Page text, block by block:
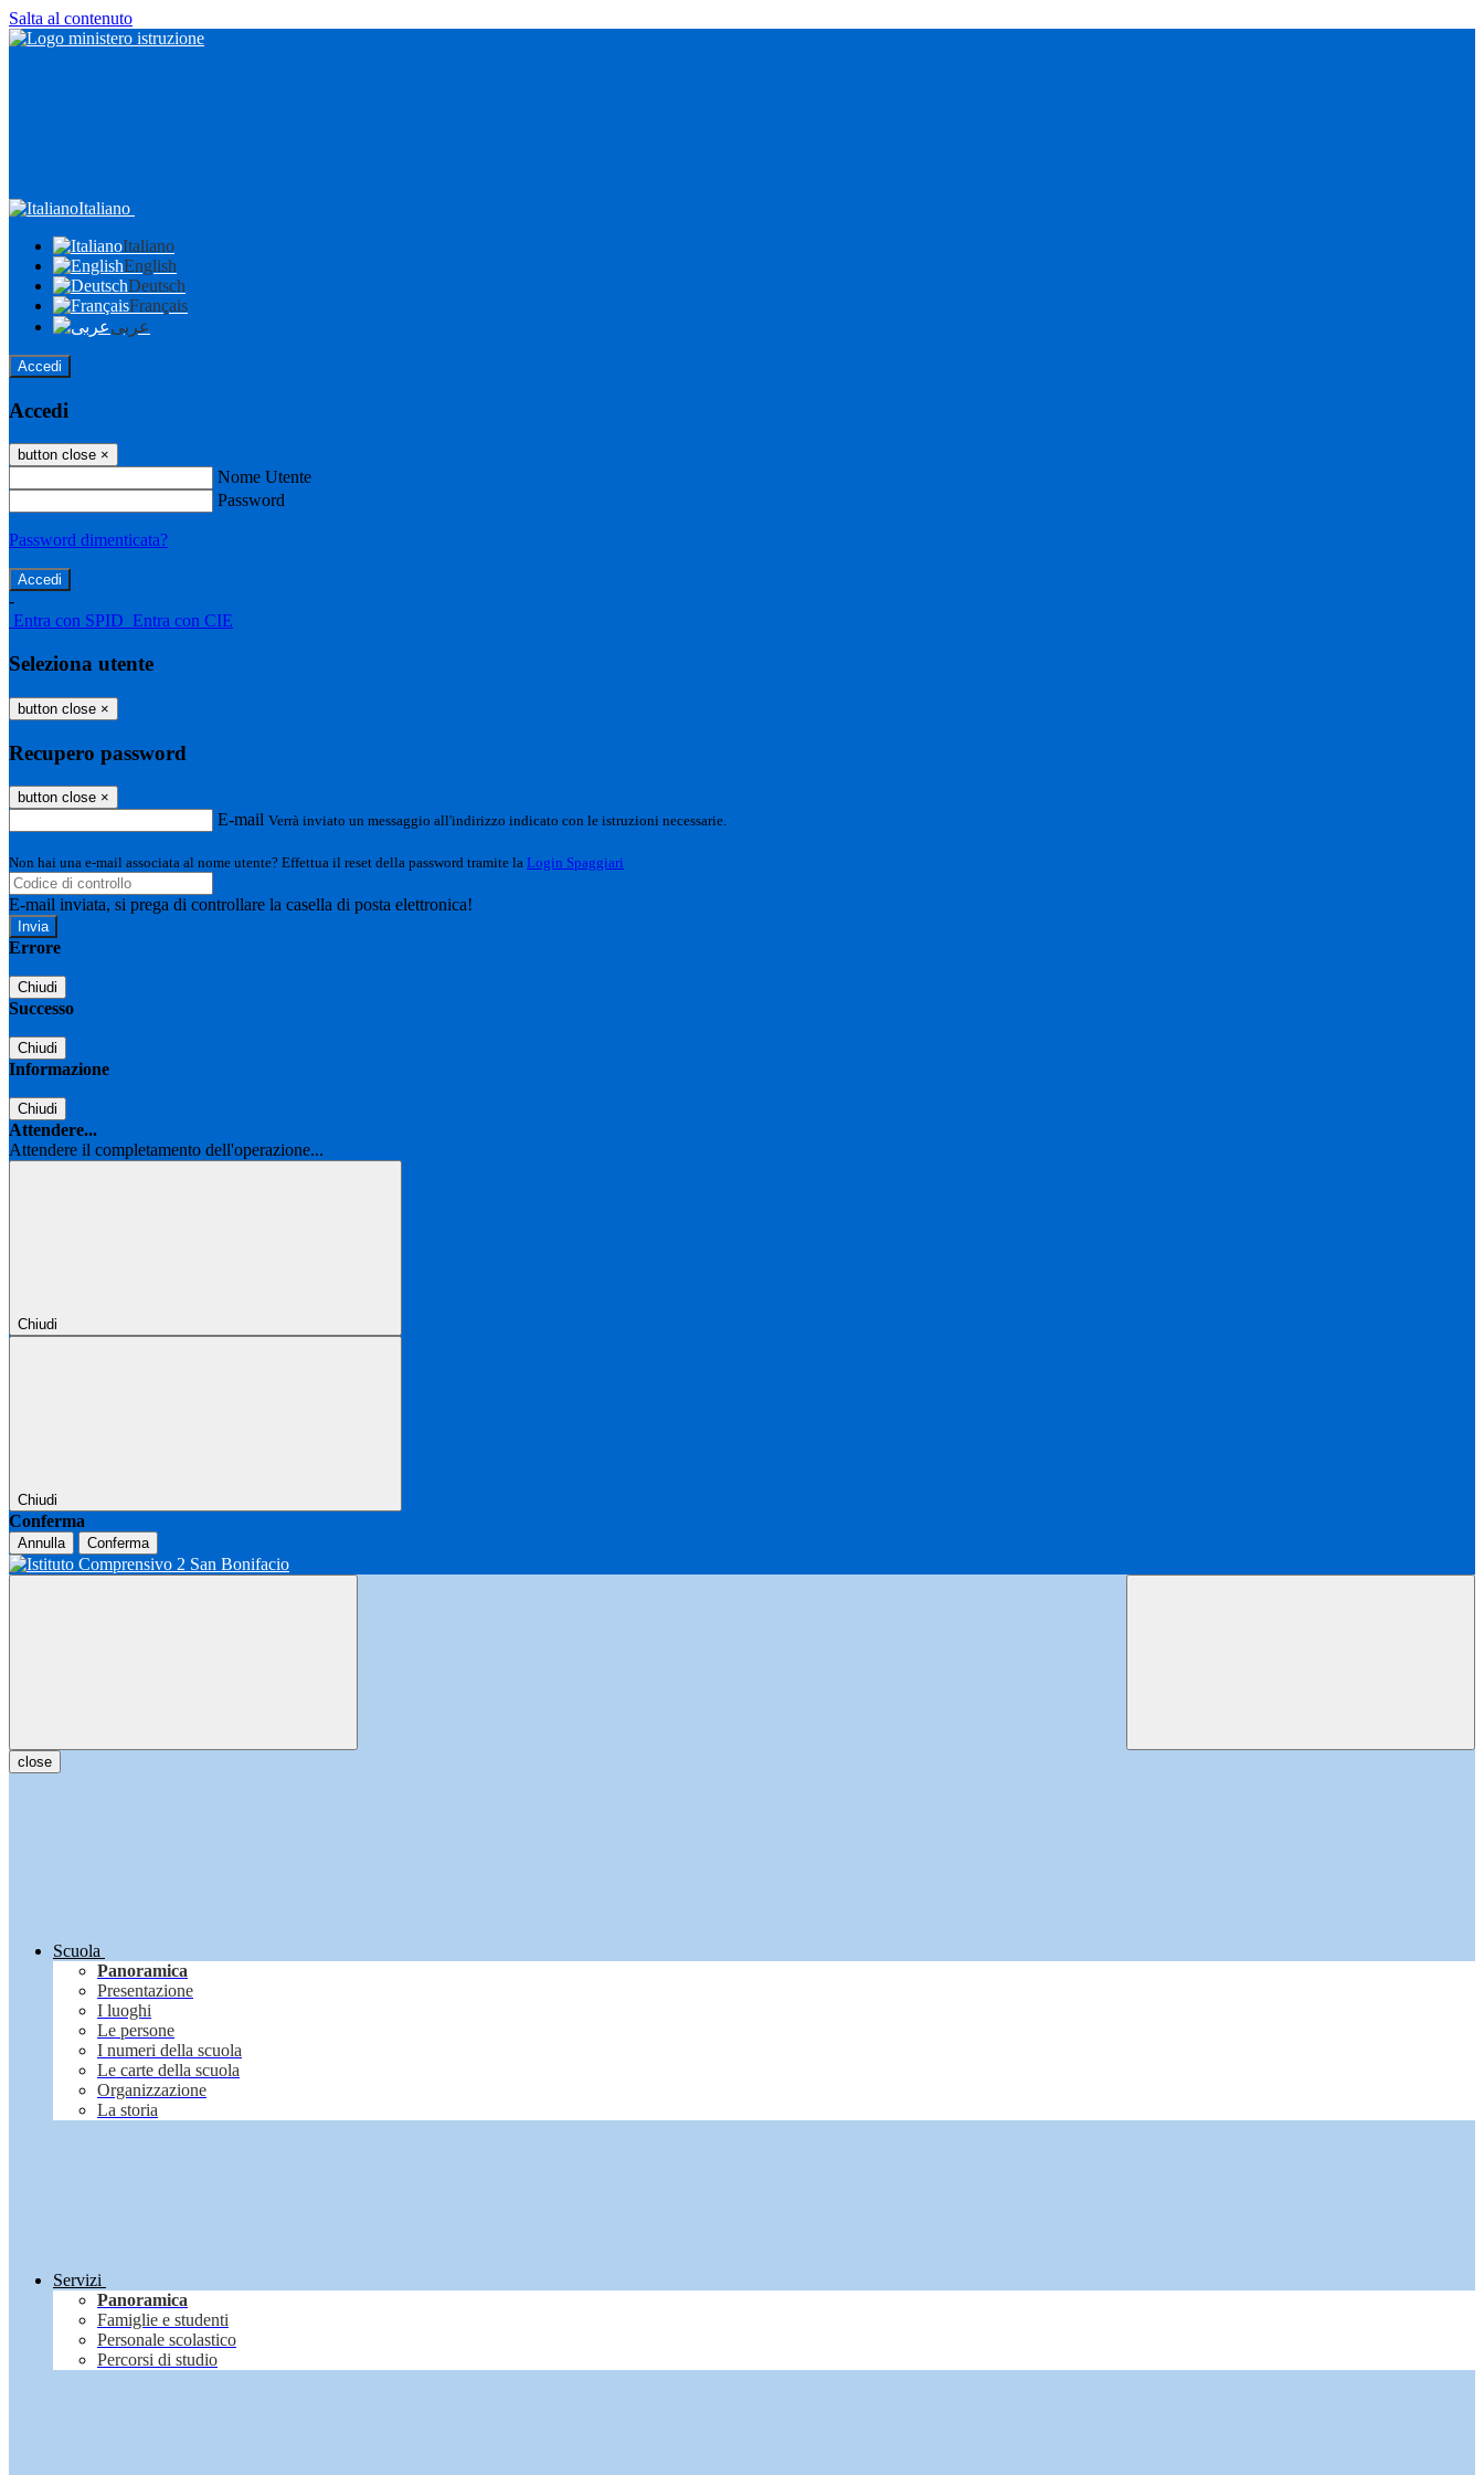
Salta al contenuto
Italiano
Italiano
English
Deutsch
Français
عربى
Accedi
Accedi
button close ×
Nome Utente
Password
Password dimenticata?
-
Entra con SPID Entra con CIE
Seleziona utente
button close ×
Recupero password
button close ×
E-mail Verrà inviato un messaggio all'indirizzo indicato con le istruzioni necessarie.
Non hai una e-mail associata al nome utente? Effettua il reset della password tramite la Login Spaggiari
E-mail inviata, si prega di controllare la casella di posta elettronica!
Errore
Chiudi
Successo
Chiudi
Informazione
Chiudi
Attendere...
Attendere il completamento dell'operazione...
Chiudi
Chiudi
Conferma
Annulla Conferma
close
Scuola
Panoramica
Presentazione
I luoghi
Le persone
I numeri della scuola
Le carte della scuola
Organizzazione
La storia
Servizi
Panoramica
Famiglie e studenti
Personale scolastico
Percorsi di studio